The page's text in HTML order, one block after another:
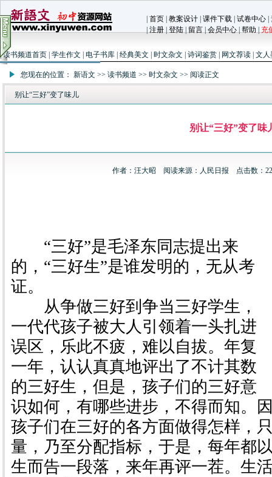
首页 教案设计 课件下载 试卷中心
注册 登陆 留言 会员中心 帮助 充
|读书频道首页 学生作文 电子书库 经典美文 时文杂文 诗词鉴赏 网文荐读 文
您现在的位置： 新语文 >> 读书频道 >> 时文杂文 >> 阅读正文
别让“三好”变了味儿
别让“三好”变了味
作者：汪大昭 阅读来源：人民日报 点击数：
“三好”是毛泽东同志提出来
的，“三好生”是谁发明的，无从考
证。
从争做三好到争当三好学生，
一代代孩子被大人引领着一头扎进
误区，乐此不疲，难以自拔。年复
一年，认认真真地评出了不计其数
的三好生，但是，孩子们的三好意
识如何，有哪些进步，不得而知。
孩子们在三好的各方面做得怎样，
量，乃至分配指标，于是，每年都
生而告一段落，来年再评一茬。生